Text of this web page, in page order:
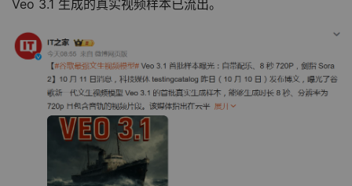
Veo 3.1 生成的真实视频样本已流出。